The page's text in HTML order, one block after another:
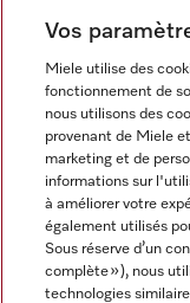
Langue
FRANÇAIS
Miele sur Facebook
Miele surMiele
Vos
Miele utilise des
fonctionnement de
nous utilisons des
provenant de Miele
marketing et de
informations sur
à améliorer votre
également utilisés
Sous réserve d’un
complète »), nous
technologies